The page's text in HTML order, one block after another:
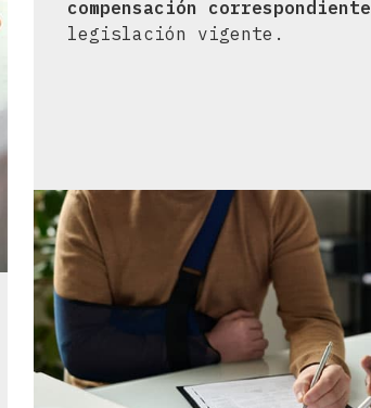
compensación correspondiente
legislación vigente.